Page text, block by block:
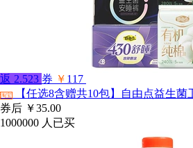
返 2.523 券 ￥ 117
淘宝
【任选8含赠共10包】自由点益生菌
券后 ￥35.00
1000000 人已买